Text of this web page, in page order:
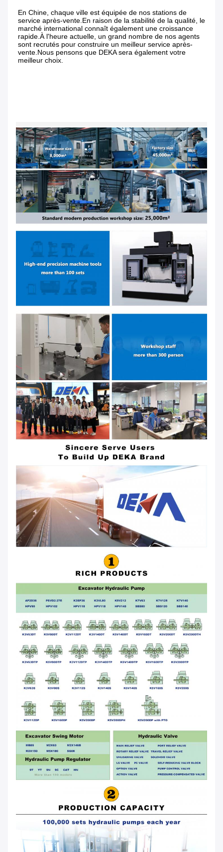
En Chine, chaque ville est équipée de nos stations de
service après-vente.En raison de la stabilité de la qualité, le
marché international connaît également une croissance
rapide.À l'heure actuelle, un grand nombre de nos agents
sont recrutés pour construire un meilleur service après-
vente.Nous pensons que DEKA sera également votre
meilleur choix.